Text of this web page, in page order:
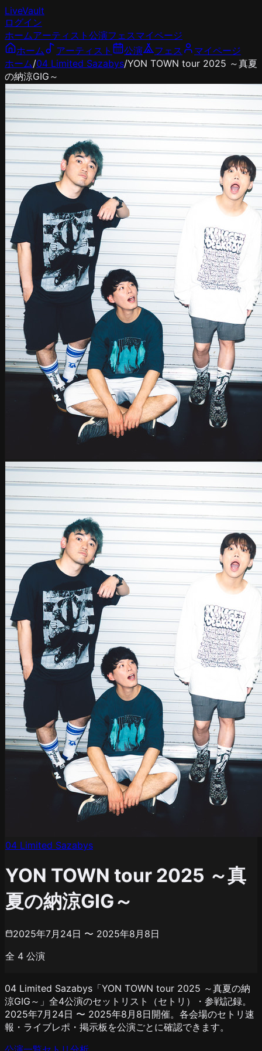
LiveVault
ログイン
ホームアーティスト 公演フェスマイページ
ホーム
アーティスト 公演 フェス
マイページ
ホーム/04 Limited Sazabys/YON TOWN tour 2025 ～真夏
の納涼GIG～
04 Limited Sazabys
YON TOWN tour 2025 ～真
夏の納涼GIG～
2025年7月24日 〜 2025年8月8日
全 4 公演
04 Limited Sazabys「YON TOWN tour 2025 ～真夏の納
涼GIG～」全4公演のセットリスト（セトリ）・参戦記録。
2025年7月24日 〜 2025年8月8日開催。各会場のセトリ速
報・ライブレポ・掲示板を公演ごとに確認できます。